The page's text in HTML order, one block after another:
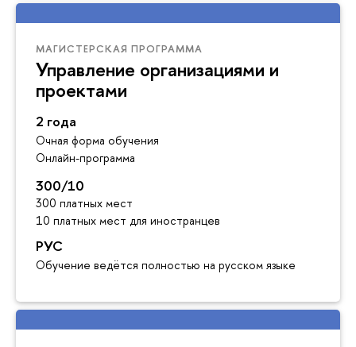
МАГИСТЕРСКАЯ ПРОГРАММА
Управление организациями и
проектами
2 года
Очная форма обучения
Онлайн-программа
300/10
300 платных мест
10 платных мест для иностранцев
РУС
Обучение ведётся полностью на русском языке